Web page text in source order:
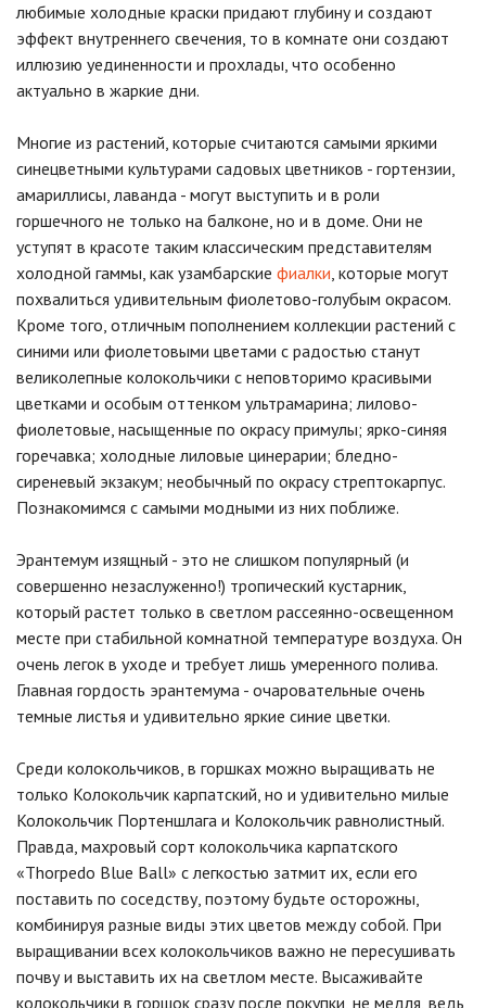
любимые холодные краски придают глубину и создают
эффект внутреннего свечения, то в комнате они создают
иллюзию уединенности и прохлады, что особенно
актуально в жаркие дни.
Многие из растений, которые считаются самыми яркими
синецветными культурами садовых цветников - гортензии,
амариллисы, лаванда - могут выступить и в роли
горшечного не только на балконе, но и в доме. Они не
уступят в красоте таким классическим представителям
холодной гаммы, как узамбарские фиалки, которые могут
похвалиться удивительным фиолетово-голубым окрасом.
Кроме того, отличным пополнением коллекции растений с
синими или фиолетовыми цветами с радостью станут
великолепные колокольчики с неповторимо красивыми
цветками и особым оттенком ультрамарина; лилово-
фиолетовые, насыщенные по окрасу примулы; ярко-синяя
горечавка; холодные лиловые цинерарии; бледно-
сиреневый экзакум; необычный по окрасу стрептокарпус.
Познакомимся с самыми модными из них поближе.
Эрантемум изящный - это не слишком популярный (и
совершенно незаслуженно!) тропический кустарник,
который растет только в светлом рассеянно-освещенном
месте при стабильной комнатной температуре воздуха. Он
очень легок в уходе и требует лишь умеренного полива.
Главная гордость эрантемума - очаровательные очень
темные листья и удивительно яркие синие цветки.
Среди колокольчиков, в горшках можно выращивать не
только Колокольчик карпатский, но и удивительно милые
Колокольчик Портеншлага и Колокольчик равнолистный.
Правда, махровый сорт колокольчика карпатского
«Thorpedo Blue Ball» с легкостью затмит их, если его
поставить по соседству, поэтому будьте осторожны,
комбинируя разные виды этих цветов между собой. При
выращивании всех колокольчиков важно не пересушивать
почву и выставить их на светлом месте. Высаживайте
колокольчики в горшок сразу после покупки, не медля, ведь